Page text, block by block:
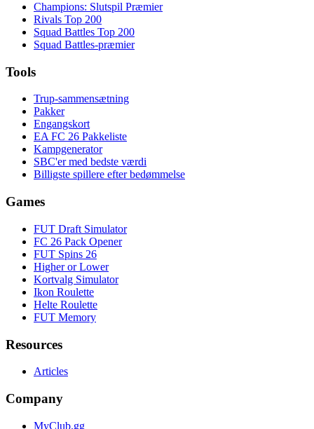
Champions: Slutspil Præmier
Rivals Top 200
Squad Battles Top 200
Squad Battles-præmier
Tools
Trup-sammensætning
Pakker
Engangskort
EA FC 26 Pakkeliste
Kampgenerator
SBC'er med bedste værdi
Billigste spillere efter bedømmelse
Games
FUT Draft Simulator
FC 26 Pack Opener
FUT Spins 26
Higher or Lower
Kortvalg Simulator
Ikon Roulette
Helte Roulette
FUT Memory
Resources
Articles
Company
MyClub.gg